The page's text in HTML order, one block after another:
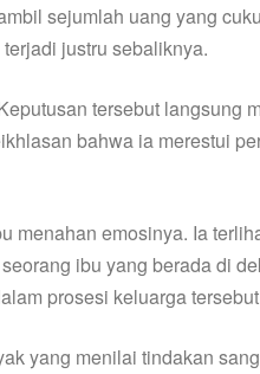
sejumlah uang yang
justru sebaliknya.
tersebut langsung
bahwa ia merestui
menahan emosinya. Ia
ibu yang berada di
prosesi keluarga
yang menilai tindakan